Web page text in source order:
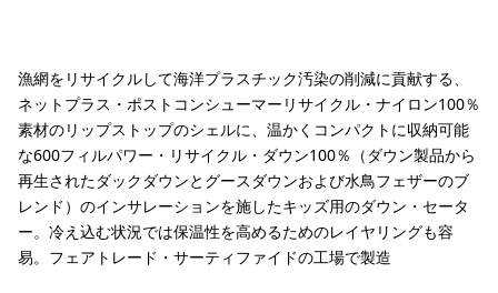
漁網をリサイクルして海洋プラスチック汚染の削減に貢献する、
ネットプラス・ポストコンシューマーリサイクル・ナイロン100％
素材のリップストップのシェルに、温かくコンパクトに収納可能
な600フィルパワー・リサイクル・ダウン100％（ダウン製品から
再生されたダックダウンとグースダウンおよび水鳥フェザーのブ
レンド）のインサレーションを施したキッズ用のダウン・セータ
ー。冷え込む状況では保温性を高めるためのレイヤリングも容
易。フェアトレード・サーティファイドの工場で製造